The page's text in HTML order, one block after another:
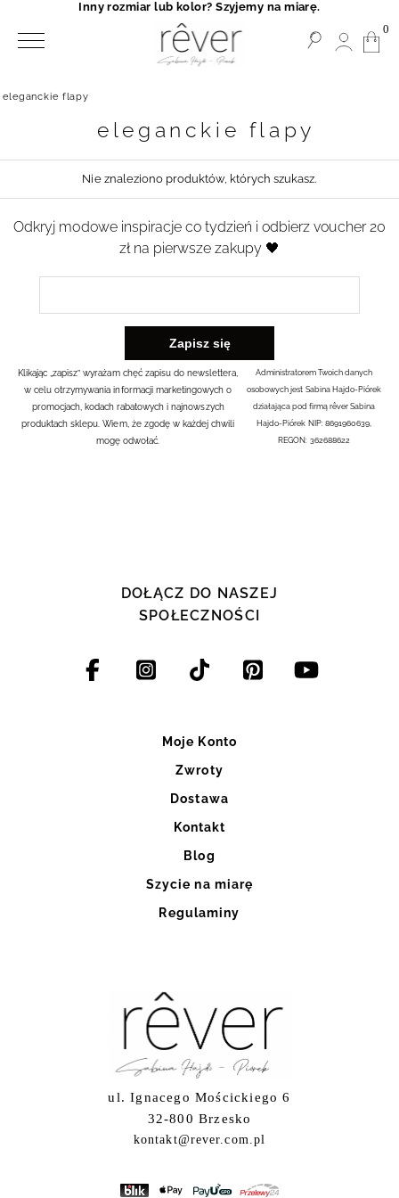
eleganckie flapy
eleganckie flapy
Nie znaleziono produktów, których szukasz.
Odkryj modowe inspiracje co tydzień i odbierz voucher 20
zł na pierwsze zakupy 🖤
Klikając „zapisz” wyrażam chęć zapisu do newslettera,
w celu otrzymywania informacji marketingowych o
promocjach, kodach rabatowych i najnowszych
produktach sklepu. Wiem, że zgodę w każdej chwili
mogę odwołać.
Administratorem Twoich danych
osobowych jest Sabina Hajdo-Piórek
działająca pod firmą rêver Sabina
Hajdo-Piórek NIP: 8691960639,
REGON: 362688622
DOŁĄCZ DO NASZEJ
SPOŁECZNOŚCI
Moje Konto
Zwroty
Dostawa
Kontakt
Blog
Szycie na miarę
Regulaminy
ul. Ignacego Mościckiego 6
32-800 Brzesko
kontakt@rever.com.pl
0
Inny rozmiar lub kolor? Szyjemy na miarę.